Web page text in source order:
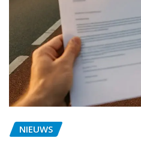
NIEUWS